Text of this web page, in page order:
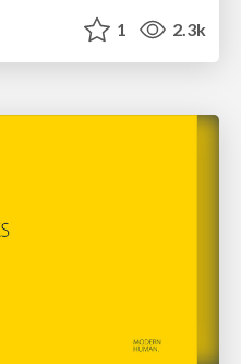
1 2.3k